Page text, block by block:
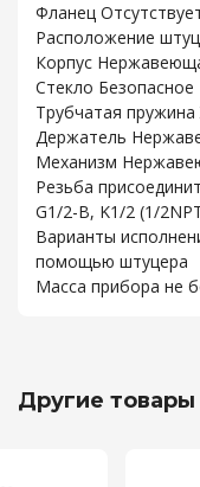
Фланец
Расположение
Корпус
Стекло Безопасное
Трубчатая
Держатель
Механизм
Резьба
G1/2-B, K1/2 (1/
Варианты
помощью штуцера
Масса прибора не
Другие